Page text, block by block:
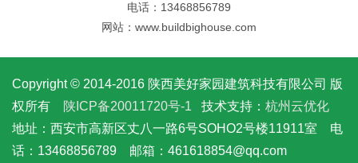
电话：13468856789
网站：www.buildbighouse.com
Copyright © 2014-2016 陕西美好家园建筑科技有限公司 版
权所有
陕ICP备20011720号-1 技术支持： 杭州云优化
地址：西安市高新区丈八一路6号SOHO2号楼11911室 电
话：13468856789 邮箱：461618854@qq.com